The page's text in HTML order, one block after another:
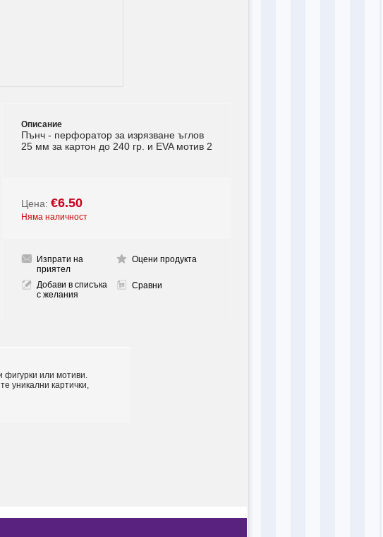
Описание
Пънч - перфоратор за изрязване ъглов
25 мм за картон до 240 гр. и EVA мотив 2
Цена: €6.50
Няма наличност
Изпрати на
приятел
Оцени продукта
Добави в списъка
с желания
Сравни
фигурки или мотиви.
уникални картички,